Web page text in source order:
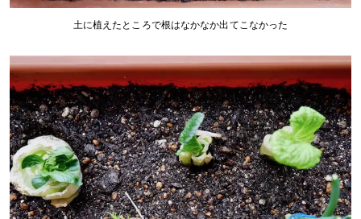
土に植えたところで根はなかなか出てこなかった